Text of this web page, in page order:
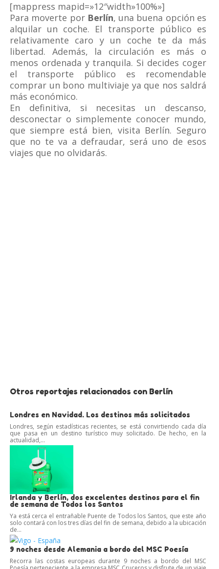
[mappress mapid=»12″width»100%»]
Para moverte por Berlín, una buena opción es
alquilar un coche. El transporte público es
relativamente caro y un coche te da más
libertad. Además, la circulación es más o
menos ordenada y tranquila. Si decides coger
el transporte público es recomendable
comprar un bono multiviaje ya que nos saldrá
más económico.
En definitiva, si necesitas un descanso,
desconectar o simplemente conocer mundo,
que siempre está bien, visita Berlín. Seguro
que no te va a defraudar, será uno de esos
viajes que no olvidarás.
Otros reportajes relacionados con Berlín
Londres en Navidad. Los destinos más solicitados
Londres, según estadísticas recientes, se está convirtiendo cada día
que pasa en un destino turístico muy solicitado. De hecho, en la
actualidad,...
Irlanda y Berlín, dos excelentes destinos para el fin
de semana de Todos los Santos
Ya está cerca el entrañable Puente de Todos los Santos, que este año
solo contará con los tres días del fin de semana, debido a la ubicación
de...
9 noches desde Alemania a bordo del MSC Poesía
Recorra las costas europeas durante 9 noches a bordo del MSC